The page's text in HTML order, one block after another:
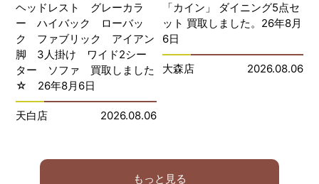
ヘッドレスト グレーカラ
ー ハイバック ローバッ
ク ファブリック アイアン
脚 3人掛け ワイド2シー
ター ソファ 買取しました
☆ 26年8月6日
天白店 2026.08.06
「カイン」 ダイニング5点セ
ット 買取しました。26年8月
6日
大森店 2026.08.06
もっと見る